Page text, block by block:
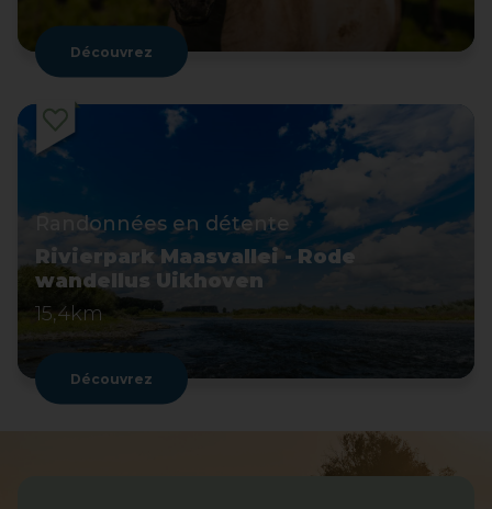
Découvrez
Randonnées en détente
Rivierpark Maasvallei - Rode
wandellus Uikhoven
15,4km
Découvrez